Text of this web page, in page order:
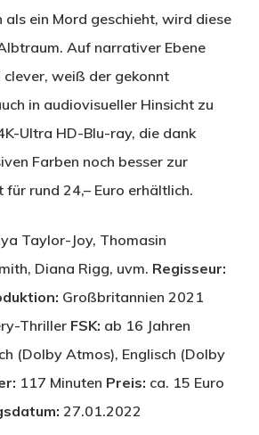
als ein Mord geschieht, wird diese
Auf narrativer Ebene
weiß der gekonnt
in audiovisueller Hinsicht zu
Ultra HD-Blu-ray, die dank
Farben noch besser zur
rund 24,– Euro erhältlich.
Taylor-Joy, Thomasin
Diana Rigg, uvm. Regisseur:
Großbritannien 2021
Thriller FSK: ab 16 Jahren
(Dolby Atmos), Englisch (Dolby
117 Minuten Preis: ca. 15 Euro
27.01.2022